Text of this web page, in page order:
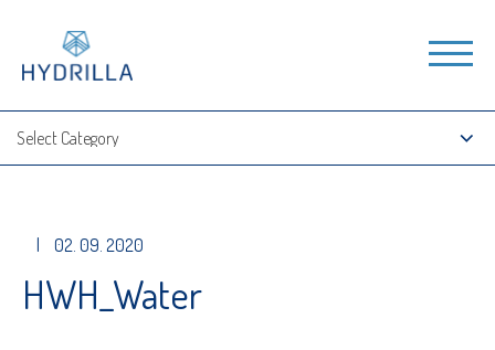
| 02. 09. 2020
HWH_Water